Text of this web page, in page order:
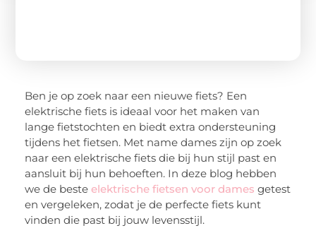
Ben je op zoek naar een nieuwe fiets? Een
elektrische fiets is ideaal voor het maken van
lange fietstochten en biedt extra ondersteuning
tijdens het fietsen. Met name dames zijn op zoek
naar een elektrische fiets die bij hun stijl past en
aansluit bij hun behoeften. In deze blog hebben
we de besteelektrische fietsen voor dames getest
en vergeleken, zodat je de perfecte fiets kunt
vinden die past bij jouw levensstijl.